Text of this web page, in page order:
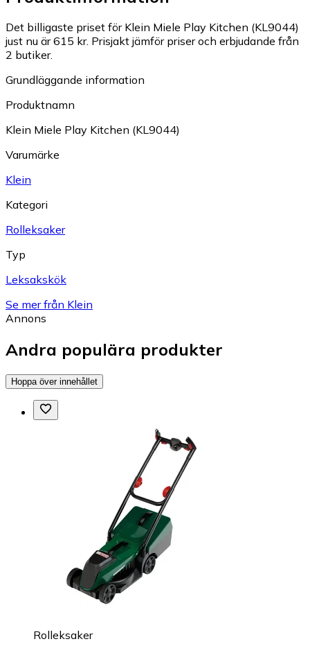
Det billigaste priset för Klein Miele Play Kitchen (KL9044)
just nu är 615 kr. Prisjakt jämför priser och erbjudande från
2 butiker.
Grundläggande information
Produktnamn
Klein Miele Play Kitchen (KL9044)
Varumärke
Klein
Kategori
Rolleksaker
Typ
Leksakskök
Se mer från Klein
Annons
Andra populära produkter
Hoppa över innehållet
Rolleksaker